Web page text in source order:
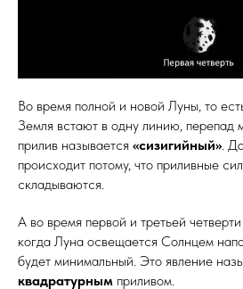
Во время полной и новой Луны, то
Земля встают в одну линию, перепад
прилив называется «сизигийный».
происходит потому, что приливные
складываются.
А во время первой и третьей
когда Луна освещается Солнцем
будет минимальный. Это явление
квадратурным приливом.